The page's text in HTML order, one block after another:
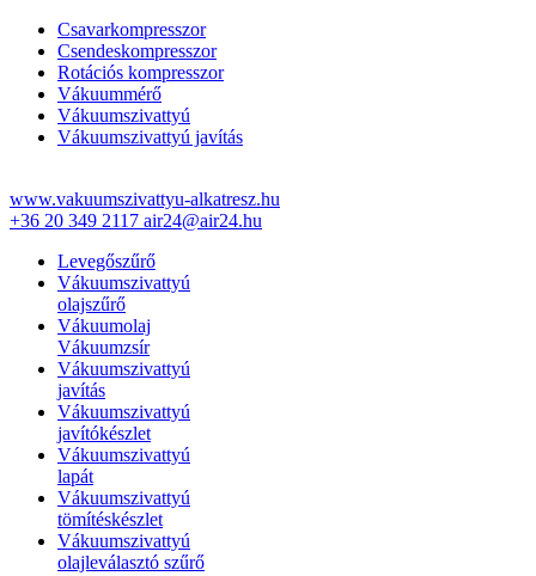
Csavarkompresszor
Csendeskompresszor
Rotációs kompresszor
Vákuummérő
Vákuumszivattyú
Vákuumszivattyú javítás
www.vakuumszivattyu-alkatresz.hu
+36 20 349 2117 air24@air24.hu
Levegőszűrő
Vákuumszivattyú
olajszűrő
Vákuumolaj
Vákuumzsír
Vákuumszivattyú
javítás
Vákuumszivattyú
javítókészlet
Vákuumszivattyú
lapát
Vákuumszivattyú
tömítéskészlet
Vákuumszivattyú
olajleválasztó szűrő